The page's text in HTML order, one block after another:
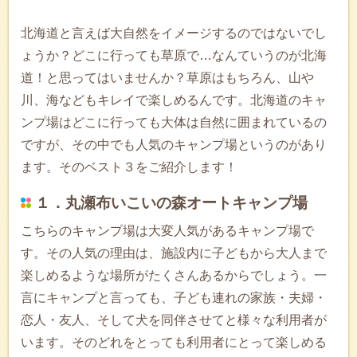
北海道と言えば大自然をイメージするのではないでし
ょうか？どこに行っても草原で…なんていうのが北海
道！と思ってはいませんか？草原はもちろん、山や
川、海などもキレイで楽しめるんです。北海道のキャ
ンプ場はどこに行っても大体は自然に囲まれているの
ですが、その中でも人気のキャンプ場というのがあり
ます。そのベスト３をご紹介します！
１．丸瀬布いこいの森オートキャンプ場
こちらのキャンプ場は大変人気があるキャンプ場で
す。その人気の理由は、施設内に子どもから大人まで
楽しめるような場所がたくさんあるからでしょう。一
言にキャンプと言っても、子ども連れの家族・夫婦・
恋人・友人、そして犬を同伴させてと様々な利用者が
います。そのどれをとっても利用者にとって楽しめる